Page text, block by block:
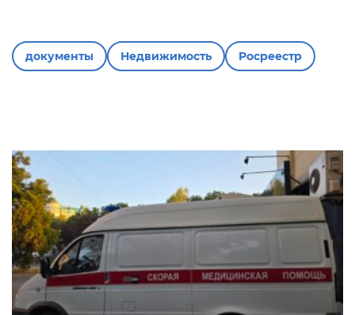
документы Недвижимость Росреестр